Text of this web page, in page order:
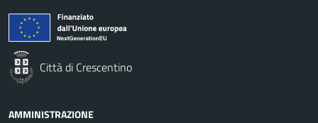
Città di Crescentino
AMMINISTRAZIONE